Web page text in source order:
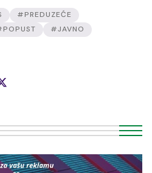
#PREDUZEĆE
#JAVNO